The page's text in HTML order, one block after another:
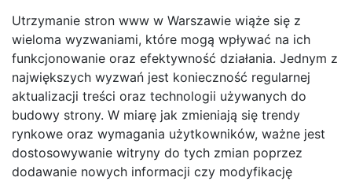
Utrzymanie stron www w Warszawie wiąże się z
wieloma wyzwaniami, które mogą wpływać na ich
funkcjonowanie oraz efektywność działania. Jednym z
największych wyzwań jest konieczność regularnej
aktualizacji treści oraz technologii używanych do
budowy strony. W miarę jak zmieniają się trendy
rynkowe oraz wymagania użytkowników, ważne jest
dostosowywanie witryny do tych zmian poprzez
dodawanie nowych informacji czy modyfikację